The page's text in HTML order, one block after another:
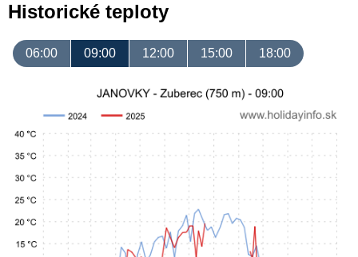
Historické teploty
06:00 09:00 12:00 15:00 18:00